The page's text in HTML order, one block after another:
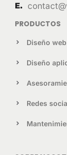
E.
PRODUCTOS
Diseño web
Diseño
Redes